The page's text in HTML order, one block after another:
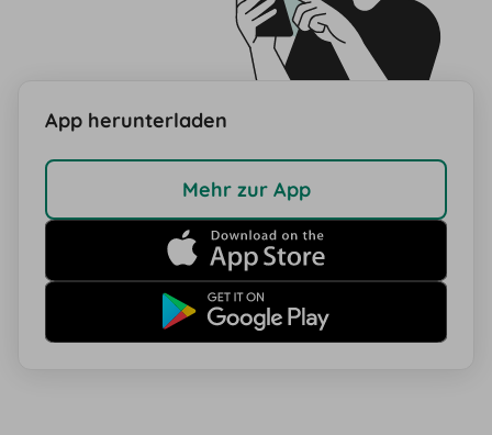
App herunterladen
Mehr zur App